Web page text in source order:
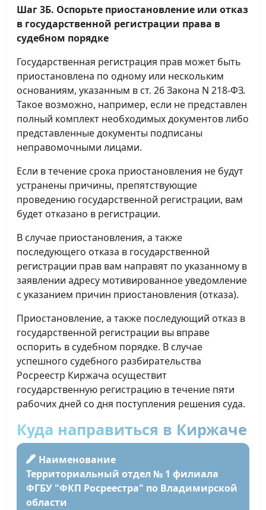
Шаг 3Б. Оспорьте приостановление или отказ
в государственной регистрации права в
судебном порядке
Государственная регистрация прав может быть
приостановлена по одному или нескольким
основаниям, указанным в ст. 26 Закона N 218-ФЗ.
Такое возможно, например, если не представлен
полный комплект необходимых документов либо
представленные документы подписаны
неправомочными лицами.
Если в течение срока приостановления не будут
устранены причины, препятствующие
проведению государственной регистрации, вам
будет отказано в регистрации.
В случае приостановления, а также
последующего отказа в государственной
регистрации прав вам направят по указанному в
заявлении адресу мотивированное уведомление
с указанием причин приостановления (отказа).
Приостановление, а также последующий отказ в
государственной регистрации вы вправе
оспорить в судебном порядке. В случае
успешного судебного разбирательства
Росреестр Киржача осуществит
государственную регистрацию в течение пяти
рабочих дней со дня поступления решения суда.
Куда направиться в Киржаче
Наименование
Территориальный отдел № 1 филиала
ФГБУ "ФКП Росреестра" по Владимирской
области